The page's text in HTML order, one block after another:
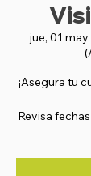
jue, 01 may
¡Asegura tu
Revisa